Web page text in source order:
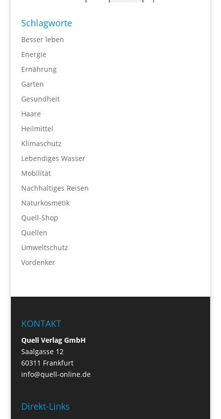
Schlagworte
Besser leben
Energie
Ernährung
Garten
Gesundheit
Haare
Heilmittel
Klimaschutz
Lebendiges Wasser
Mobilität
Nachhaltiges Reisen
Naturkosmetik
Quell-Shop
Quellen
Umweltschutz
Vordenker
KONTAKT
Quell Verlag GmbH
Saalgasse 12
60311 Frankfurt
info@quell-online.de
Direkt-Links